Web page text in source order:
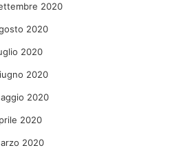
2020
2020
2020
2020
2020
2020
2020